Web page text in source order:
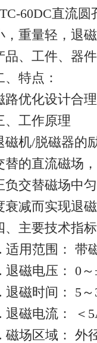
60DC直流
，重量轻，退
品、工件、器
、特点：
路优化设计合
、工作原理
磁机/脱磁器的
替的直流磁场
负交替磁场中
衰减而实现退
、主要技术指标
适用范围： 带
退磁电压： 0
退磁时间： 5～
退磁电流： ＜
磁场区域： 外